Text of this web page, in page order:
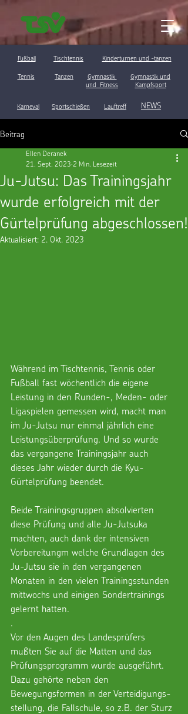
Fußball Tischtennis Kinderturnen und -tanzen
Tennis Tanzen
Gymnastik
und Fitness
Gymnastik und
Kampfsport
Karneval Sportschießen Lauftreff NEWS
Beitrag
Ju-Jutsu: Das Trainingsjahr
wurde erfolgreich mit der
Gürtelprüfung abgeschlossen!
Ellen Deranek
21. Sept. 2023 2 Min. Lesezeit
Aktualisiert: 2. Okt. 2023
Während im Tischtennis, Tennis oder
Fußball fast wöchentlich die eigene
Leistung in den Runden-, Meden- oder
Ligaspielen gemessen wird, macht man
im Ju-Jutsu nur einmal jährlich eine
Leistungsüberprüfung. Und so wurde
das vergangene Trainingsjahr auch
dieses Jahr wieder durch die Kyu-
Gürtelprüfung beendet.
Beide Trainingsgruppen absolvierten
diese Prüfung und alle Ju-Jutsuka
machten, auch dank der intensiven
Vorbereitungm welche Grundlagen des
Ju-Jutsu sie in den vergangenen
Monaten in den vielen Trainingsstunden
mittwochs und einigen Sondertrainings
gelernt hatten.
.
Vor den Augen des Landesprüfers
mußten Sie auf die Matten und das
Prüfungsprogramm wurde ausgeführt.
Dazu gehörte neben den
Bewegungsformen in der Verteidigungs-
stellung, die Fallschule, so z.B. der Sturz